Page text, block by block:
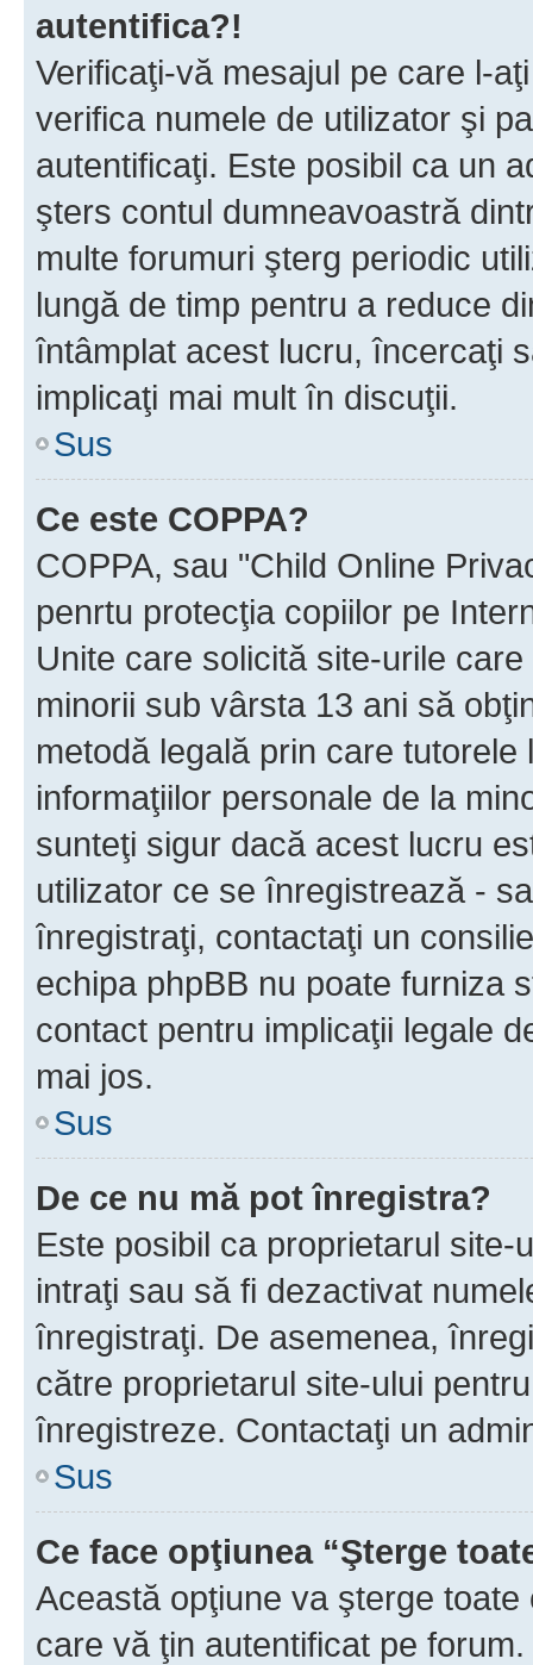
autentifica?!
Verificaţi-vă mesajul pe care l-
verifica numele de utilizator şi
autentificaţi. Este posibil ca un
şters contul dumneavoastră
multe forumuri şterg periodic
lungă de timp pentru a reduce
întâmplat acest lucru, încercaţi
implicaţi mai mult în discuţii.
Sus
Ce este COPPA?
COPPA, sau "Child Online
penrtu protecţia copiilor pe
Unite care solicită site-urile
minorii sub vârsta 13 ani să
metodă legală prin care
informaţiilor personale de la
sunteţi sigur dacă acest lucru
utilizator ce se înregistrează -
înregistraţi, contactaţi un
echipa phpBB nu poate furniza
contact pentru implicaţii legale
mai jos.
Sus
De ce nu mă pot înregistra?
Este posibil ca proprietarul
intraţi sau să fi dezactivat
înregistraţi. De asemenea,
către proprietarul site-ului
înregistreze. Contactaţi un
Sus
Ce face opţiunea “Şterge
Această opţiune va şterge
care vă ţin autentificat pe